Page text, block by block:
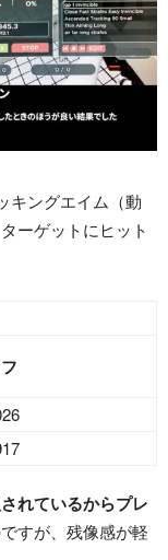
キングエイム（動
ーゲットにヒット
れているからプレ
すが、残像感が軽